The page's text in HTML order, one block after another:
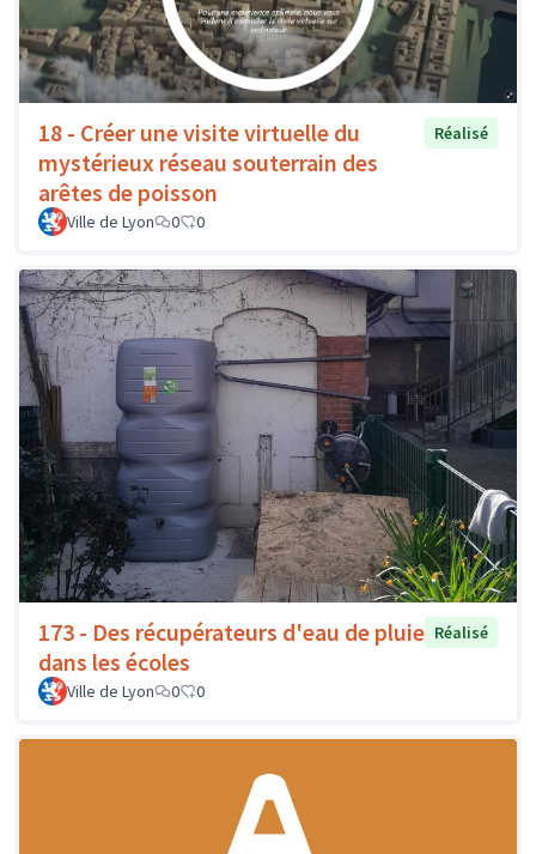
18 - Créer une visite virtuelle du
mystérieux réseau souterrain des
arêtes de poisson
Réalisé
Ville de Lyon 0 0
173 - Des récupérateurs d'eau de pluie
dans les écoles
Réalisé
Ville de Lyon 0 0